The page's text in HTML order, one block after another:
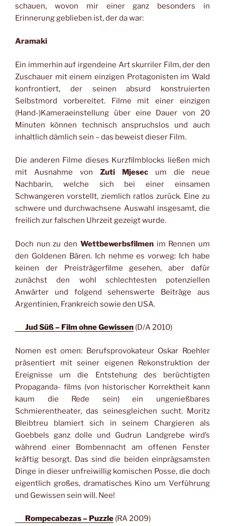
schauen, wovon mir einer ganz besonders in
Erinnerung geblieben ist, der da war:
Aramaki
Ein immerhin auf irgendeine Art skurriler Film, der den
Zuschauer mit einem einzigen Protagonisten im Wald
konfrontiert, der seinen absurd konstruierten
Selbstmord vorbereitet. Filme mit einer einzigen
(Hand-)Kameraeinstellung über eine Dauer von 20
Minuten können technisch anspruchslos und auch
inhaltlich dämlich sein – das beweist dieser Film.
Die anderen Filme dieses Kurzfilmblocks ließen mich
mit Ausnahme von Zuti Mjesec um die neue
Nachbarin, welche sich bei einer einsamen
Schwangeren vorstellt, ziemlich ratlos zurück. Eine zu
schwere und durchwachsene Auswahl insgesamt, die
freilich zur falschen Uhrzeit gezeigt wurde.
Doch nun zu den Wettbewerbsfilmenim Rennen um
den Goldenen Bären. Ich nehme es vorweg: Ich habe
keinen der Preisträgerfilme gesehen, aber dafür
zunächst den wohl schlechtesten potenziellen
Anwärter und folgend sehenswerte Beiträge aus
Argentinien, Frankreich sowie den USA.
Jud Süß – Film ohne Gewissen (D/A 2010)
Nomen est omen: Berufsprovokateur Oskar Roehler
präsentiert mit seiner eigenen Rekonstruktion der
Ereignisse um die Entstehung des berüchtigten
Propaganda- films (von historischer Korrektheit kann
kaum die Rede sein) ein ungenießbares
Schmierentheater, das seinesgleichen sucht. Moritz
Bleibtreu blamiert sich in seinem Chargieren als
Goebbels ganz dolle und Gudrun Landgrebe wird’s
während einer Bombennacht am offenen Fenster
kräftig besorgt. Das sind die beiden einprägsamsten
Dinge in dieser unfreiwillig komischen Posse, die doch
eigentlich großes, dramatisches Kino um Verführung
und Gewissen sein will. Nee!
Rompecabezas – Puzzle (RA 2009)